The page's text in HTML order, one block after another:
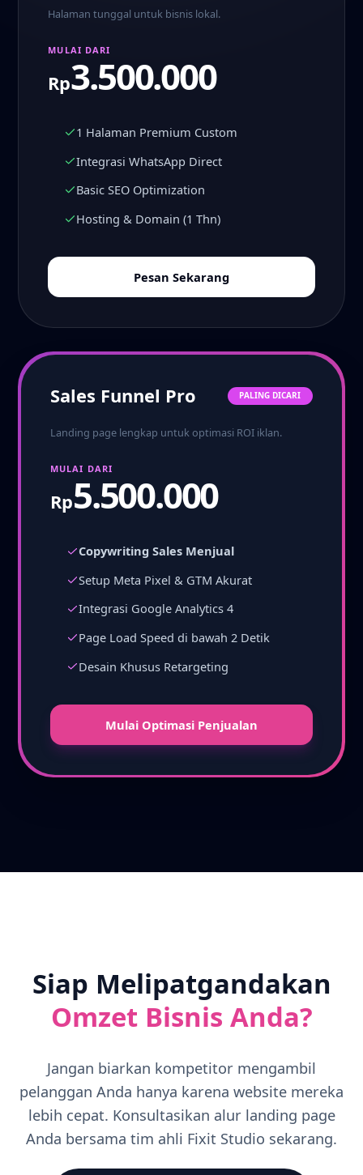
Halaman tunggal untuk bisnis lokal.
MULAI DARI
Rp3.500.000
1 Halaman Premium Custom
Integrasi WhatsApp Direct
Basic SEO Optimization
Hosting & Domain (1 Thn)
Pesan Sekarang
Sales Funnel Pro PALING DICARI
Landing page lengkap untuk optimasi ROI iklan.
MULAI DARI
Rp5.500.000
Copywriting Sales Menjual
Setup Meta Pixel & GTM Akurat
Integrasi Google Analytics 4
Page Load Speed di bawah 2 Detik
Desain Khusus Retargeting
Mulai Optimasi Penjualan
Siap Melipatgandakan
Omzet Bisnis Anda?
Jangan biarkan kompetitor mengambil
pelanggan Anda hanya karena website mereka
lebih cepat. Konsultasikan alur landing page
Anda bersama tim ahli Fixit Studio sekarang.